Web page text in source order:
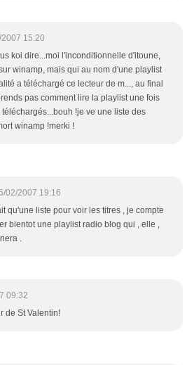
15:20
koi dire...moi l'inconditionnelle d'itoune,
winamp, mais qui au nom d'une playlist
a téléchargé ce lecteur de m..., au final
pas comment lire la playlist une fois
!je ve une liste des
winamp !merki !
02/2007 19:16
qu'une liste pour voir les titres , je compte
bientot une playlist radio blog qui , elle ,
.
09:32
de St Valentin!